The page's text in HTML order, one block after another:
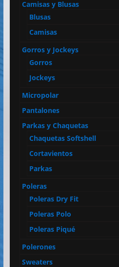
Camisas y Blusas
Blusas
Camisas
Gorros y Jockeys
Gorros
Jockeys
Micropolar
Pantalones
Parkas y Chaquetas
Chaquetas Softshell
Cortavientos
Parkas
Poleras
Poleras Dry Fit
Poleras Polo
Poleras Piqué
Polerones
Sweaters